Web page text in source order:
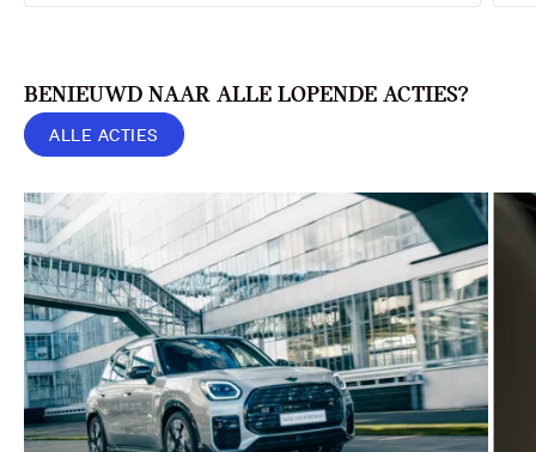
BENIEUWD NAAR ALLE LOPENDE ACTIES?
ALLE ACTIES